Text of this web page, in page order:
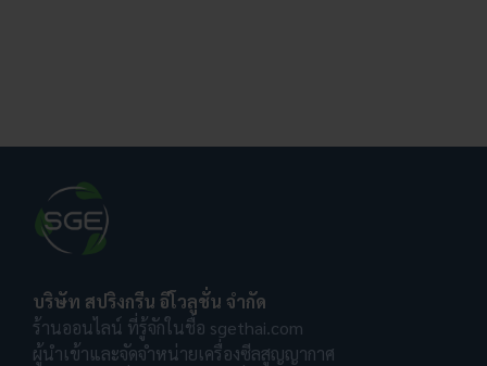
บริษัท สปริงกรีน อีโวลูชั่น จำกัด
ร้านออนไลน์ ที่รู้จักในชื่อ sgethai.com
ผู้นำเข้าและจัดจำหน่ายเครื่องซีลสูญญากาศ